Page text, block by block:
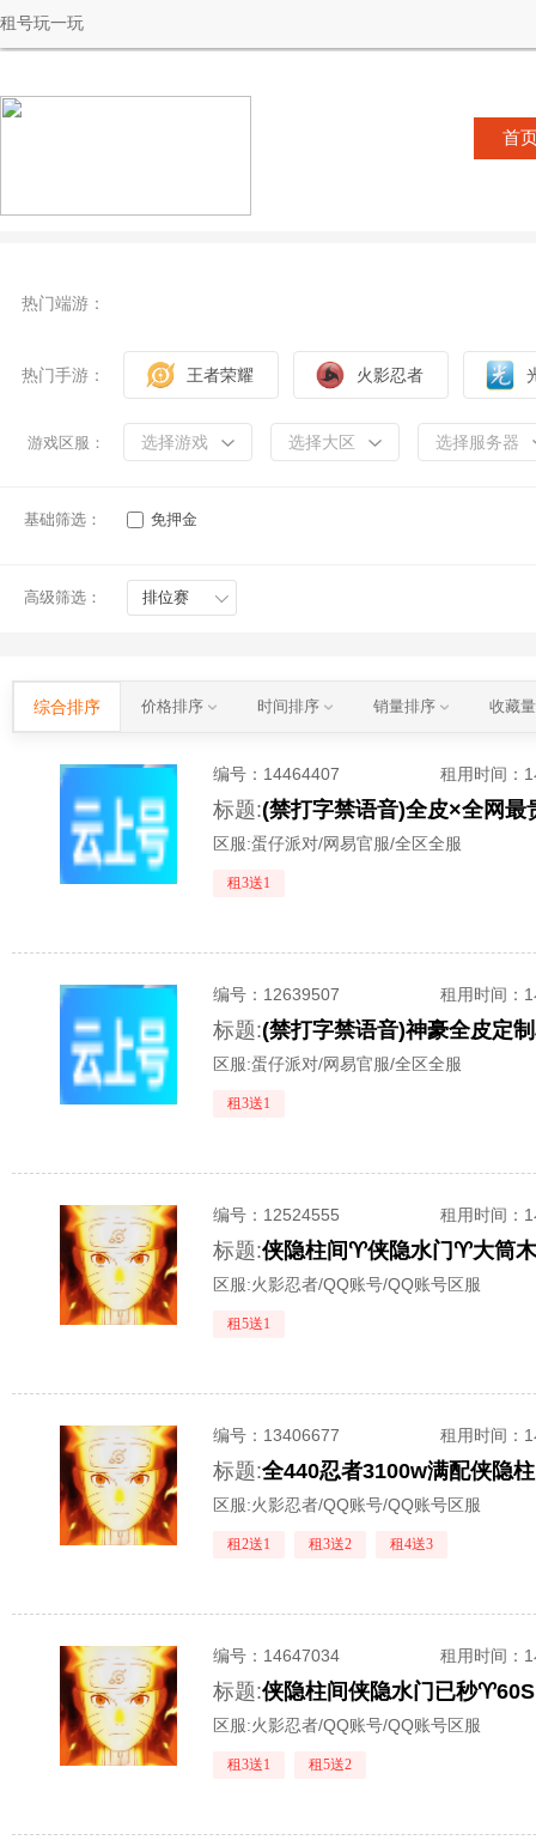
租号玩一玩
首
热门端游：
热门手游： 王者荣耀 火影忍者
游戏区服： 选择游戏 选择大区 选择服务器
基础筛选： 免押金
高级筛选： 排位赛
综合排序 价格排序 时间排序 销量排序 收藏
编号： 14464407 租用时间 ：
标题:
区服:蛋仔派对/网易官服/全区全服
租3送1
编号： 12639507 租用时间 ：
标题:
区服:蛋仔派对/网易官服/全区全服
租3送1
编号： 12524555 租用时间 ：
标题:
区服:火影忍者/QQ账号/QQ账号区服
租5送1
编号： 13406677 租用时间 ：
标题:
区服:火影忍者/QQ账号/QQ账号区服
租2送1 租3送2 租4送3
编号： 14647034 租用时间 ：
标题:侠隐柱间侠隐水门已秒
区服:火影忍者/QQ账号/QQ账号区服
租3送1 租5送2